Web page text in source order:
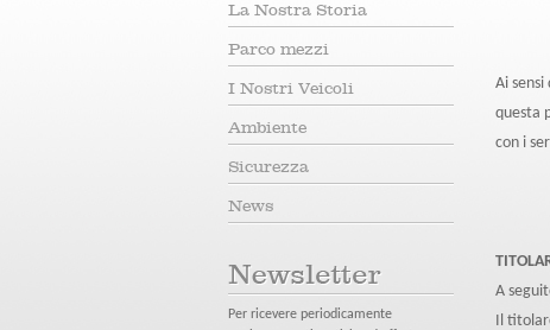
Ai
questa
con i
A
Il
La Nostra Storia
Parco mezzi
I Nostri Veicoli
Ambiente
Sicurezza
News
Per ricevere periodicamente